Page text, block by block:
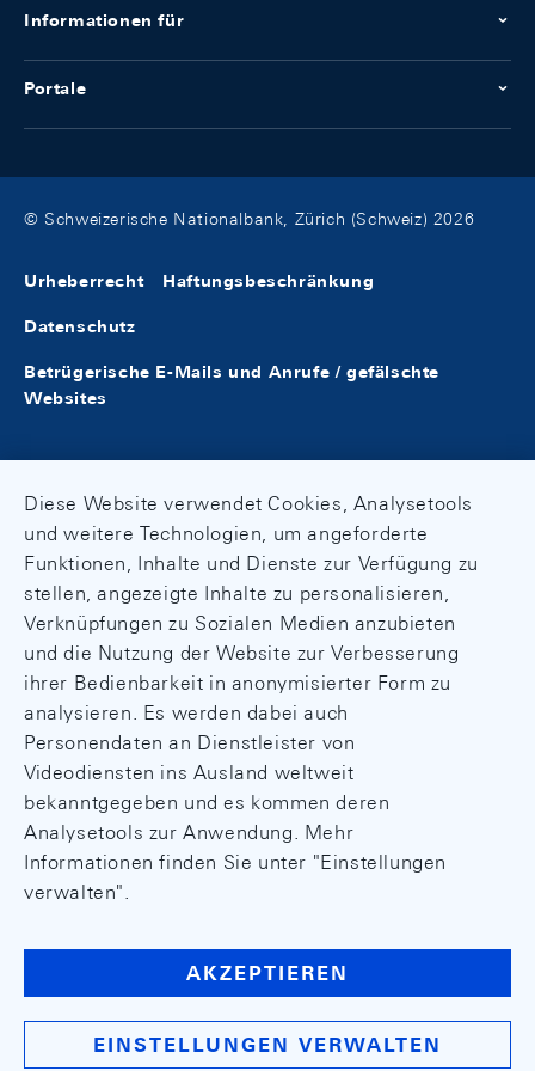
Informationen für
Portale
© Schweizerische Nationalbank, Zürich (Schweiz) 2026
Urheberrecht Haftungsbeschränkung
Datenschutz
Betrügerische E-Mails und Anrufe / gefälschte
Websites
Diese Website verwendet Cookies, Analysetools
und weitere Technologien, um angeforderte
Funktionen, Inhalte und Dienste zur Verfügung zu
stellen, angezeigte Inhalte zu personalisieren,
Verknüpfungen zu Sozialen Medien anzubieten
und die Nutzung der Website zur Verbesserung
ihrer Bedienbarkeit in anonymisierter Form zu
analysieren. Es werden dabei auch
Personendaten an Dienstleister von
Videodiensten ins Ausland weltweit
bekanntgegeben und es kommen deren
Analysetools zur Anwendung. Mehr
Informationen finden Sie unter "Einstellungen
verwalten".
AKZEPTIEREN
EINSTELLUNGEN VERWALTEN